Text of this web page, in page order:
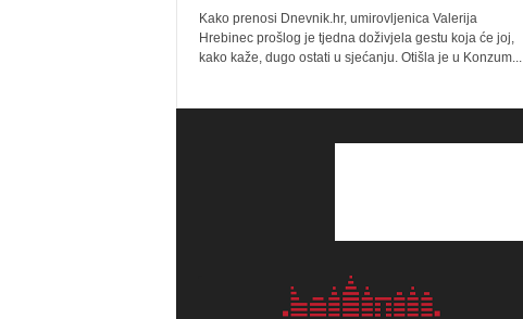
Kako prenosi Dnevnik.hr, umirovljenica Valerija
Hrebinec prošlog je tjedna doživjela gestu koja će joj,
kako kaže, dugo ostati u sjećanju. Otišla je u Konzum...